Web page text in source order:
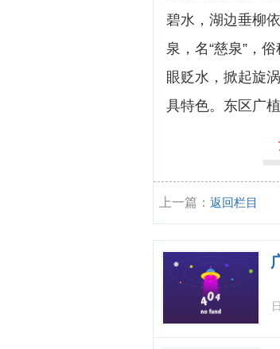
碧水，湖边垂柳
泉，名“慈泉”，
眼贬水，掀起旋
具特色。东区广
上一篇： 返回栏目